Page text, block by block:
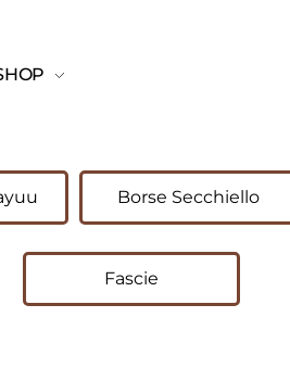
Borse Secchiello
Fascie